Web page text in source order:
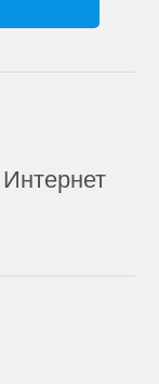
Интернет